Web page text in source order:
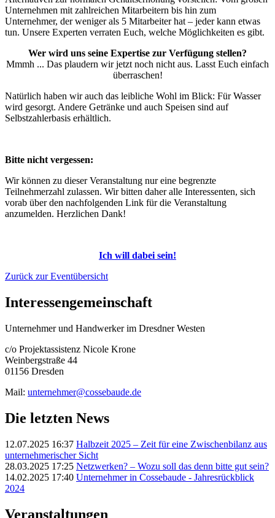
Unternehmen mit zahlreichen Mitarbeitern bis hin zum
Unternehmer, der weniger als 5 Mitarbeiter hat – jeder kann etwas
tun. Unsere Experten verraten Euch, welche Möglichkeiten es gibt.
Wer wird uns seine Expertise zur Verfügung stellen?
Mmmh ... Das plaudern wir jetzt noch nicht aus. Lasst Euch einfach
überraschen!
Natürlich haben wir auch das leibliche Wohl im Blick: Für Wasser
wird gesorgt. Andere Getränke und auch Speisen sind auf
Selbstzahlerbasis erhältlich.
Bitte nicht vergessen:
Wir können zu dieser Veranstaltung nur eine begrenzte
Teilnehmerzahl zulassen. Wir bitten daher alle Interessenten, sich
vorab über den nachfolgenden Link für die Veranstaltung
anzumelden. Herzlichen Dank!
Ich will dabei sein!
Zurück zur Eventübersicht
Interessengemeinschaft
Unternehmer und Handwerker im Dresdner Westen
c/o Projektassistenz Nicole Krone
Weinbergstraße 44
01156 Dresden
Mail: unternehmer@cossebaude.de
Die letzten News
12.07.2025 16:37 Halbzeit 2025 – Zeit für eine Zwischenbilanz aus
unternehmerischer Sicht
28.03.2025 17:25 Netzwerken? – Wozu soll das denn bitte gut sein?
14.02.2025 17:40 Unternehmer in Cossebaude - Jahresrückblick
2024
Veranstaltungen